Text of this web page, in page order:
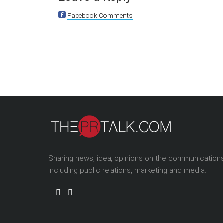
Facebook Comments
Sharing news, idea, opinions on the
including public relations, marketing and media.